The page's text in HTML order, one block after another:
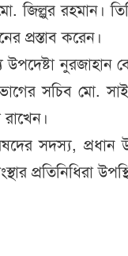
জিল্লুর রহমান।
প্রস্তাব করেন।
উপদেষ্টা
সচিব মো.
সদস্য, প্রধান
প্রতিনিধিরা